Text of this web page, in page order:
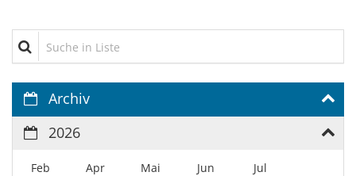
Suche in Liste
Archiv
2026
Feb Apr Mai Jun Jul